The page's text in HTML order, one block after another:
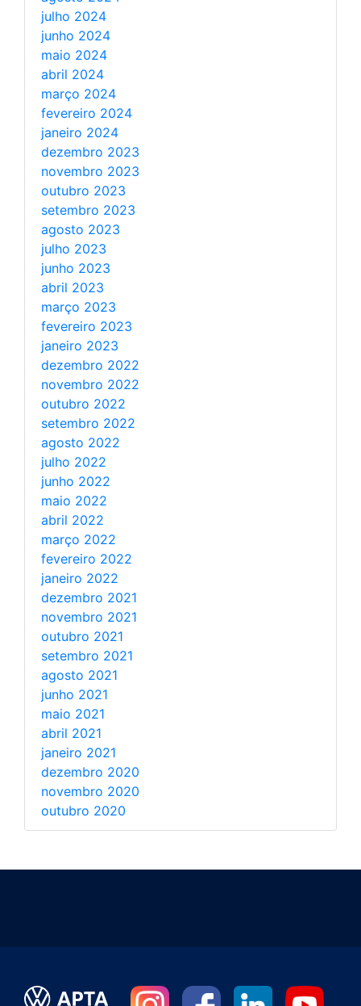
julho 2024
junho 2024
maio 2024
abril 2024
março 2024
fevereiro 2024
janeiro 2024
dezembro 2023
novembro 2023
outubro 2023
setembro 2023
agosto 2023
julho 2023
junho 2023
abril 2023
março 2023
fevereiro 2023
janeiro 2023
dezembro 2022
novembro 2022
outubro 2022
setembro 2022
agosto 2022
julho 2022
junho 2022
maio 2022
abril 2022
março 2022
fevereiro 2022
janeiro 2022
dezembro 2021
novembro 2021
outubro 2021
setembro 2021
agosto 2021
junho 2021
maio 2021
abril 2021
janeiro 2021
dezembro 2020
novembro 2020
outubro 2020